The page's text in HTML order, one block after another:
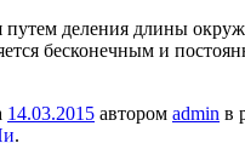
путем деления длины
бесконечным и
14.03.2015 автором admin в
.